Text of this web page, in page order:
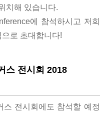
치해 있습니다.
에 참석하시고 저희
로 초대합니다!
스 전시회 2018
스 전시회에도 참석할 예정